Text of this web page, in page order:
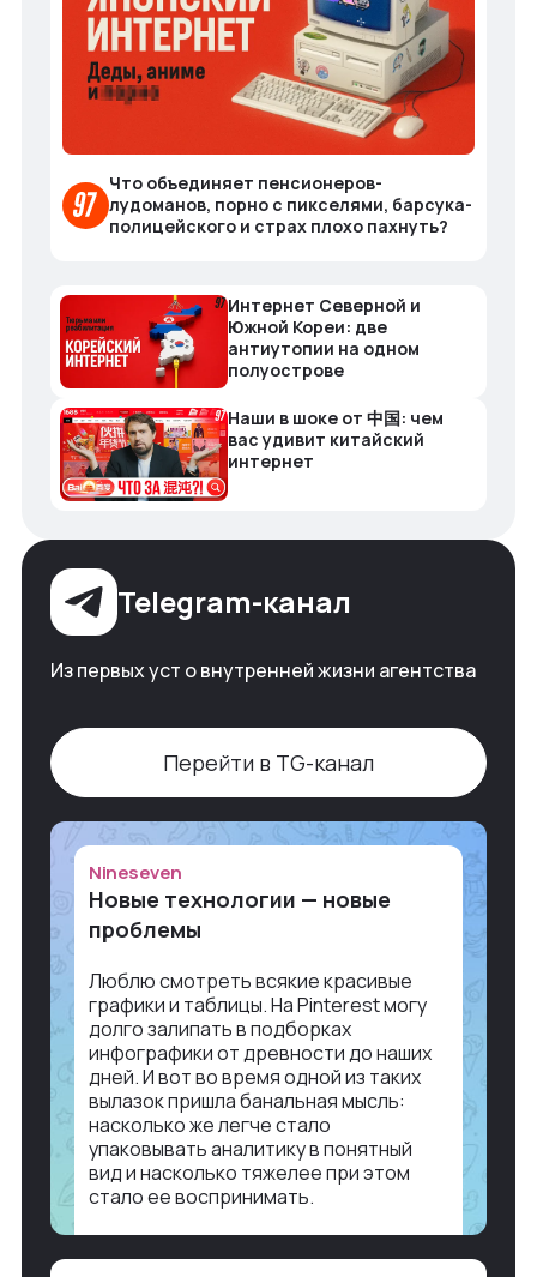
Что объединяет пенсионеров-
лудоманов, порно с пикселями, барсука-
полицейского и страх плохо пахнуть?
Интернет Северной и
Южной Кореи: две
антиутопии на одном
полуострове
Наши в шоке от 中国: чем
вас удивит китайский
интернет
Telegram-канал
Из первых уст о внутренней жизни агентства
Перейти в TG-канал
Nineseven
Новые технологии — новые
проблемы
Люблю смотреть всякие красивые
графики и таблицы. На Pinterest могу
долго залипать в подборках
инфографики от древности до наших
дней. И вот во время одной из таких
вылазок пришла банальная мысль:
насколько же легче стало
упаковывать аналитику в понятный
вид и насколько тяжелее при этом
стало ее воспринимать.